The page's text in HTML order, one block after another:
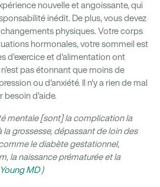
nouvelle et angoissante, qui
inédit. De plus, vous devez
physiques. Votre corps
hormonales, votre sommeil est
d'exercice et d'alimentation ont
pas étonnant que moins de
ou d'anxiété. Il n'y a rien de mal
besoin d'aide.
mentale [sont] la complication la
grossesse, dépassant de loin des
le diabète gestationnel,
la naissance prématurée et la
MD)